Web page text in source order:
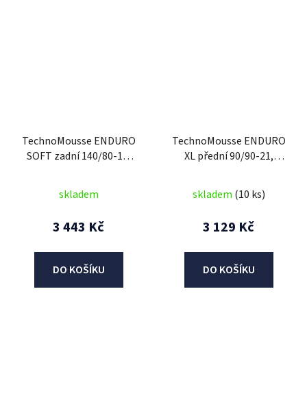
TechnoMousse ENDURO
SOFT zadní 140/80-18,
SERIES = měkčí směs)
skladem
3 443 Kč
DO KOŠÍKU
TechnoMousse ENDURO
XL přední 90/90-21,
SERIES , standardní
směs)
skladem (10 ks)
3 129 Kč
DO KOŠÍKU